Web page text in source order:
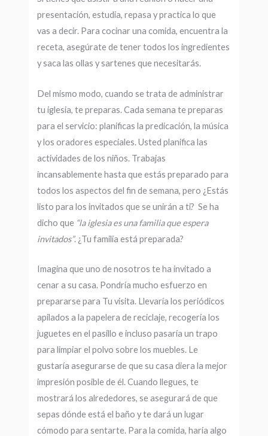
presentación, estudia, repasa y practica lo que
vas a decir. Para cocinar una comida, encuentra la
receta, asegúrate de tener todos los ingredientes
y saca las ollas y sartenes que necesitarás.
Del mismo modo, cuando se trata de administrar
tu iglesia, te preparas. Cada semana te preparas
para el servicio: planificas la predicación, la música
y los oradores especiales. Usted planifica las
actividades de los niños. Trabajas
incansablemente hasta que estás preparado para
todos los aspectos del fin de semana, pero ¿Estás
listo para los invitados que se unirán a ti? Se ha
dicho que “la iglesia esuna familia que espera
invitados”. ¿Tu familia está preparada?
Imagina que uno de nosotros te ha invitado a
cenar a su casa. Pondría mucho esfuerzo en
prepararse para Tu visita. Llevaría los periódicos
apilados a la papelera de reciclaje, recogería los
juguetes en el pasillo e incluso pasaría un trapo
para limpiar el polvo sobre los muebles. Le
gustaría asegurarse de que su casa diera la mejor
impresión posible de él. Cuando llegues, te
mostrará los alrededores, se asegurará de que
sepas dónde está el baño y te dará un lugar
cómodo para sentarte. Para la comida, haría algo